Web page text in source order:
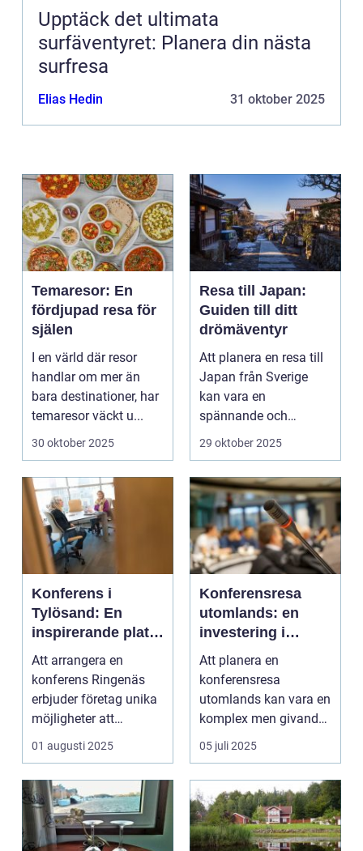
Upptäck det ultimata
surfäventyret: Planera din nästa
surfresa
Elias Hedin 31 oktober 2025
Temaresor: En
fördjupad resa för
själen
I en värld där resor
handlar om mer än
bara destinationer, har
temaresor väckt u...
30 oktober 2025
Resa till Japan:
Guiden till ditt
drömäventyr
Att planera en resa till
Japan från Sverige
kan vara en
spännande och
överväldi...
29 oktober 2025
Konferens i
Tylösand: En
inspirerande plats
för din nästa
företagssammank
omst
Att arrangera en
konferens Ringenäs
erbjuder företag unika
möjligheter att
kombinera ...
01 augusti 2025
Konferensresa
utomlands: en
investering i
kunskap och
nätverk
Att planera en
konferensresa
utomlands kan vara en
komplex men givande
upplevelse som
öppnar up...
05 juli 2025